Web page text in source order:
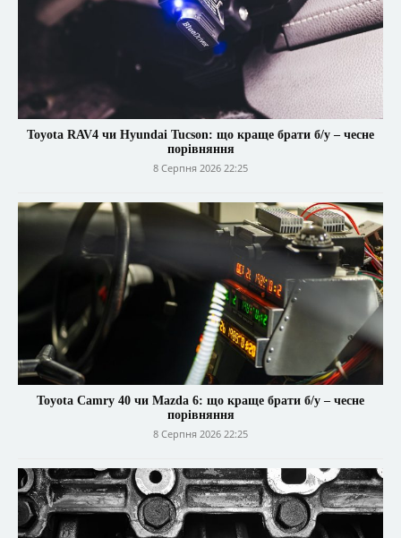
Toyota RAV4 чи Hyundai Tucson: що краще брати б/у – чесне
порівняння
8 Серпня 2026 22:25
Toyota Camry 40 чи Mazda 6: що краще брати б/у – чесне
порівняння
8 Серпня 2026 22:25